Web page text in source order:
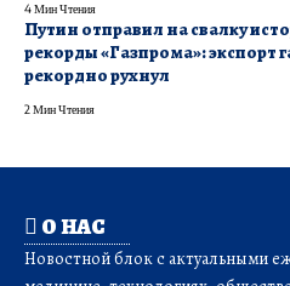
4 Мин Чтения
Путин отправил на свалку
рекорды «Газпрома»: экспорт
рекордно рухнул
2 Мин Чтения
О НАС
Новостной блок с актуальными